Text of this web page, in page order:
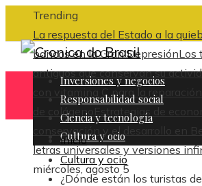
Trending
La respuesta del Estado a la
bancos en la Gran DepresiónLos
antiguos que conservan su
con vitamina C para la
de colágeno Estrategias de
conservación y el desarrollo en
letras universales y versiones
miércoles, agosto 5
Inversiones y negocios
Responsabilidad social
Ciencia y tecnología
Cultura y ocio
Inicio
Cultura y ocio
¿Dónde están los turistas